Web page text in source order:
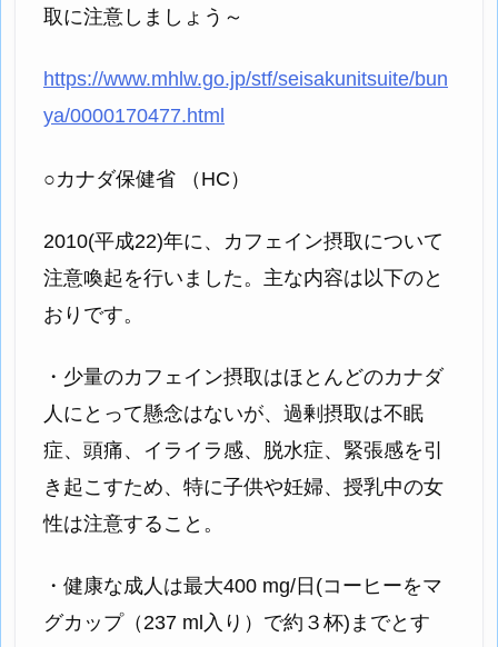
取に注意しましょう～
https://www.mhlw.go.jp/stf/seisakunitsuite/bun
ya/0000170477.html
○カナダ保健省 （HC）
2010(平成22)年に、カフェイン摂取について
注意喚起を行いました。主な内容は以下のと
おりです。
・少量のカフェイン摂取はほとんどのカナダ
人にとって懸念はないが、過剰摂取は不眠
症、頭痛、イライラ感、脱水症、緊張感を引
き起こすため、特に子供や妊婦、授乳中の女
性は注意すること。
・健康な成人は最大400 mg/日(コーヒーをマ
グカップ（237 ml入り）で約３杯)までとす